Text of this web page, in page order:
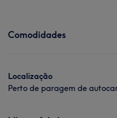
Comodidades
Localização
Perto de paragem de